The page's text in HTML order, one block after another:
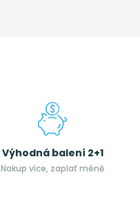
Výhodná balení 2+1
Nakup více, zaplať méně